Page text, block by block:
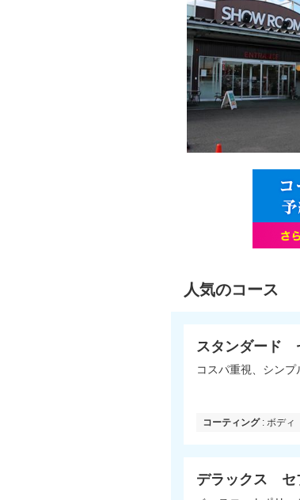
人気のコース
スタンダード
コスパ重視、シン
コーティング: ボディ
デラックス セ